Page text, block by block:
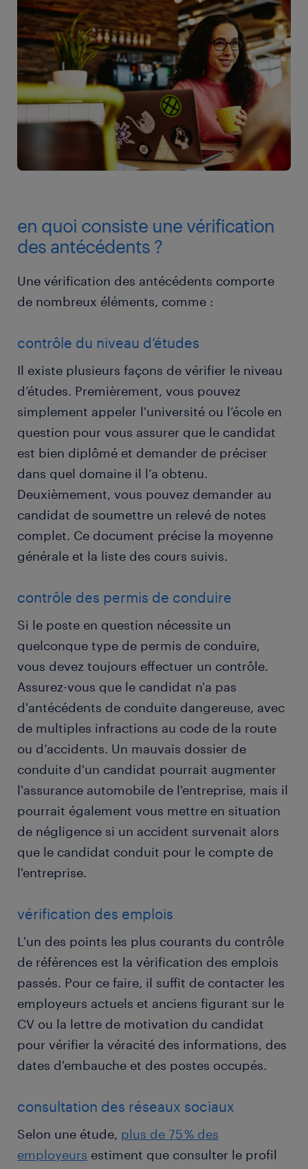
en quoi consiste une vérification
des antécédents ?
Une vérification des antécédents comporte
de nombreux éléments, comme :
contrôle du niveau d’études
Il existe plusieurs façons de vérifier le niveau
d’études. Premièrement, vous pouvez
simplement appeler l'université ou l’école en
question pour vous assurer que le candidat
est bien diplômé et demander de préciser
dans quel domaine il l’a obtenu.
Deuxièmement, vous pouvez demander au
candidat de soumettre un relevé de notes
complet. Ce document précise la moyenne
générale et la liste des cours suivis.
contrôle des permis de conduire
Si le poste en question nécessite un
quelconque type de permis de conduire,
vous devez toujours effectuer un contrôle.
Assurez-vous que le candidat n'a pas
d'antécédents de conduite dangereuse, avec
de multiples infractions au code de la route
ou d’accidents. Un mauvais dossier de
conduite d'un candidat pourrait augmenter
l'assurance automobile de l'entreprise, mais il
pourrait également vous mettre en situation
de négligence si un accident survenait alors
que le candidat conduit pour le compte de
l'entreprise.
vérification des emplois
L'un des points les plus courants du contrôle
de références est la vérification des emplois
passés. Pour ce faire, il suffit de contacter les
employeurs actuels et anciens figurant sur le
CV ou la lettre de motivation du candidat
pour vérifier la véracité des informations, des
dates d'embauche et des postes occupés.
consultation des réseaux sociaux
Selon une étude, plus de 75 % des
employeurs estiment que consulter le profil